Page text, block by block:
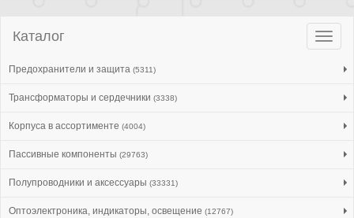
Каталог
Предохранители и защита (5311)
Трансформаторы и сердечники (3338)
Корпуса в ассортименте (4004)
Пассивные компоненты (29763)
Полупроводники и аксессуары (33331)
Оптоэлектроника, индикаторы, освещение (12767)